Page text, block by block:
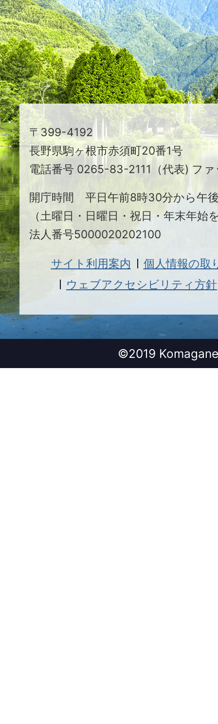
映
え
る
ま
ち
駒
ヶ
根
市
〒399-4192
長野県駒ヶ根市赤須町20番1号
電話番号 0265-83-2111（代表) フ
開庁時間 平日午前8時30分から午
（土曜日・日曜日・祝日・年末年始
法人番号5000020202100
サイト利用案内
個人情報の取
ウェブアクセシビリティ方針
©2019